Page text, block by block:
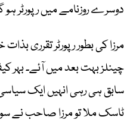
دوسرے روزنامے میں رپورٹر ہو
مرزا کی بطور رپورٹر تقرری
چینلز بہت بعد میں آئے۔
سابق ہی رہی انہیں ایک
ٹاسک ملا تو مرزا صاحب نے